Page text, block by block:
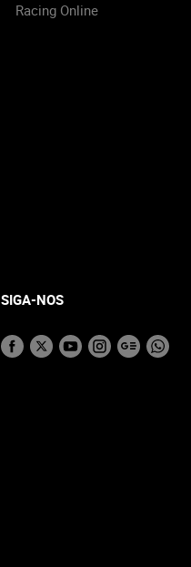
Racing Online
SIGA-NOS